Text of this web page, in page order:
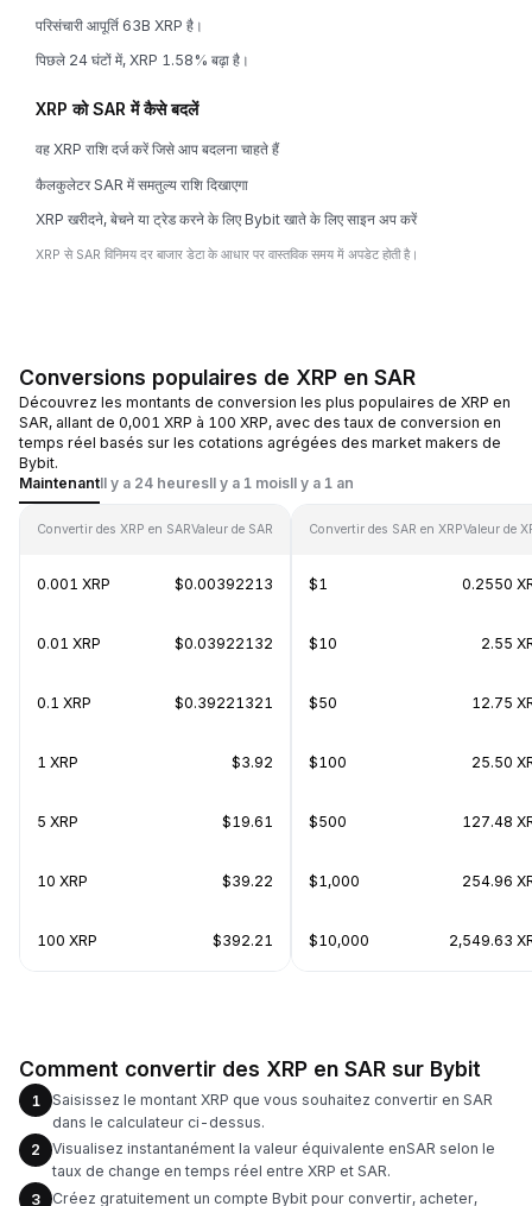
परिसंचारी आपूर्ति 63B XRP है।
पिछले 24 घंटों में, XRP 1.58% बढ़ा है।
XRP को SAR में कैसे बदलें
वह XRP राशि दर्ज करें जिसे आप बदलना चाहते हैं
कैलकुलेटर SAR में समतुल्य राशि दिखाएगा
XRP खरीदने, बेचने या ट्रेड करने के लिए Bybit खाते के लिए साइन अप करें
XRP से SAR विनिमय दर बाजार डेटा के आधार पर वास्तविक समय में अपडेट होती है।
Conversions populaires de XRP en SAR
Découvrez les montants de conversion les plus populaires de XRP en
SAR, allant de 0,001 XRP à 100 XRP, avec des taux de conversion en
temps réel basés sur les cotations agrégées des market makers de
Bybit.
MaintenantIl y a 24 heuresIl y a 1 moisIl y a 1 an
Convertir des XRP en SARValeur de SAR
0.001 XRP $0.00392213
0.01 XRP $0.03922132
0.1 XRP $0.39221321
1 XRP $3.92
5 XRP $19.61
10 XRP $39.22
100 XRP $392.21
Convertir des SAR en XRPValeur de
$1 0.2550
$10 2.55
$50 12.75
$100 25.50
$500 127.48
$1,000 254.96
$10,000 2,549.63
Comment convertir des XRP en SAR sur Bybit
1
Saisissez le montant XRP que vous souhaitez convertir en SAR
dans le calculateur ci-dessus.
2
Visualisez instantanément la valeur équivalente enSAR selon le
taux de change en temps réel entre XRP et SAR.
3
Créez gratuitement un compte Bybit pour convertir, acheter,